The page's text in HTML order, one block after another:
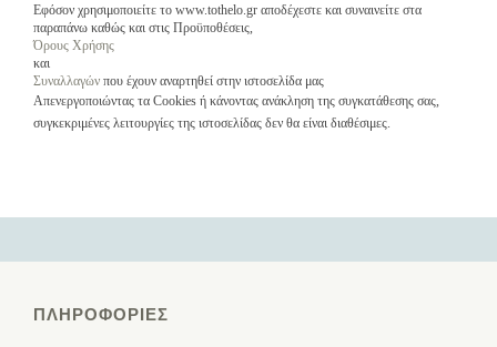
Εφόσον χρησιμοποιείτε το www.tothelo gr αποδέχεστε και συναινείτε στα
παραπάνω καθώς και στις Προϋποθέσεις,
Όρους Χρήσης
και
Συναλλαγών που έχουν αναρτηθεί στην ιστοσελίδα μας
Απενεργοποιώντας τα Cookies ή κάνοντας ανάκληση της συγκατάθεσης σας,
συγκεκριμένες λειτουργίες της ιστοσελίδας δεν θα είναι διαθέσιμες.
ΠΛΗΡΟΦΟΡΊΕΣ